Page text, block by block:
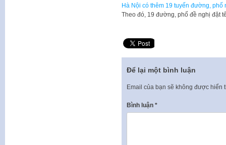
Hà Nội có thêm 19 tuyến đường, phố
Theo đó, 19 đường, phố đề nghị đặt
Để lại một bình luận
Email của bạn sẽ không được hiển
Bình luận *